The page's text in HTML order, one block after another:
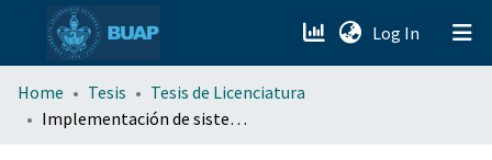
Log In (current)
menu.section.about_menu
Home Tesis
Tesis de Licenciatura
Implementación de sistema tugger para suministro de materiales en el área de maquinados convencionales de una empresa del ramo automotriz a través de metodología DMAIC